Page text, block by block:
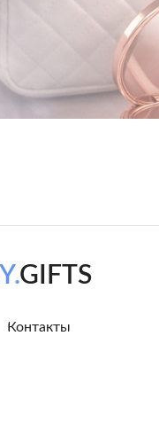
Контакты
GIFTS